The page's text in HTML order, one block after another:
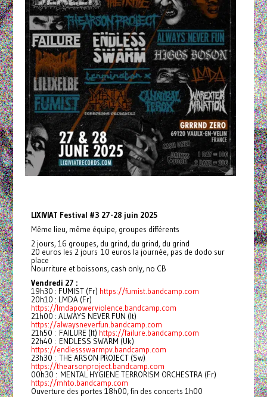
LIXIVIAT Festival #3 27-28 juin 2025
Même lieu, même équipe, groupes différents
2 jours, 16 groupes, du grind, du grind, du grind
20 euros les 2 jours 10 euros la journée, pas de dodo sur
place
Nourriture et boissons, cash only, no CB
Vendredi 27 :
19h30 : FUMIST (Fr) https://fumist.bandcamp.com
20h10 : LMDA (Fr)
https://lmdapowerviolence.bandcamp.com
21h00 : ALWAYS NEVER FUN (It)
https://alwaysneverfun.bandcamp.com
21h50 : FAILURE (It) https://failure.bandcamp.com
22h40 : ENDLESS SWARM (Uk)
https://endlessswarmpv.bandcamp.com
23h30 : THE ARSON PROJECT (Sw)
https://thearsonproject.bandcamp.com
00h30 : MENTAL HYGIENE TERRORISM ORCHESTRA (Fr)
https://mhto.bandcamp.com
Ouverture des portes 18h00, fin des concerts 1h00